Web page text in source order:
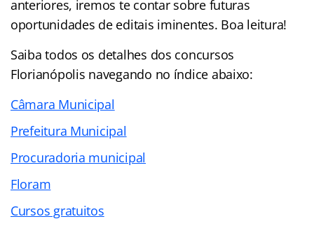
anteriores, iremos te contar sobre futuras
oportunidades de editais iminentes. Boa leitura!
Saiba todos os detalhes dos concursos
Florianópolis navegando no índice abaixo:
Câmara Municipal
Prefeitura Municipal
Procuradoria municipal
Floram
Cursos gratuitos